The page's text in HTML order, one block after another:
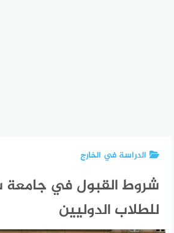
الدراسة في الخارج
شروط القبول في جامعة
للطلاب الدوليين